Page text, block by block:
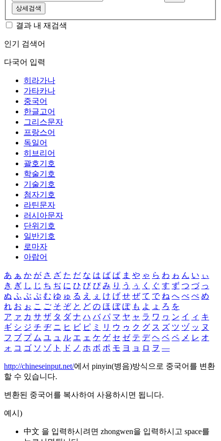
상세검색
결과 내 재검색
인기 검색어
다국어 입력
히라가나
가타카나
중국어
한글고어
그리스문자
프랑스어
독일어
히브리어
괄호기호
학술기호
기술기호
첨자기호
라틴문자
러시아문자
단위기호
일반기호
로마자
아랍어
あ ぁ か が さ ざ た だ な は ば ぱ ま や ゃ ら わ ゎ ん い ぃ
き ぎ し じ ち ぢ に ひ び ぴ み り う ぅ く ぐ す ず つ づ っ
ぬ ふ ぶ ぷ む ゆ ゅ る え ぇ け げ せ ぜ て で ね へ べ ぺ め
れ お ぉ こ ご そ ぞ と ど の ほ ぼ ぽ も よ ょ ろ を
ア ァ カ サ ザ タ ダ ナ ハ バ パ マ ヤ ャ ラ ワ ヮ ン イ ィ キ
ギ シ ジ チ ヂ ニ ヒ ビ ピ ミ リ ウ ゥ ク グ ス ズ ツ ヅ ッ ヌ
フ ブ プ ム ユ ュ ル エ ェ ケ ゲ セ ゼ テ デ ヘ ベ ペ メ レ オ
ォ コ ゴ ソ ゾ ト ド ノ ホ ボ ポ モ ヨ ョ ロ ヲ ―
http://chineseinput.net/에서 pinyin(병음)방식으로 중국어를 변환
할 수 있습니다.
변환된 중국어를 복사하여 사용하시면 됩니다.
예시)
中文 을 입력하시려면 zhongwen을 입력하시고 space를